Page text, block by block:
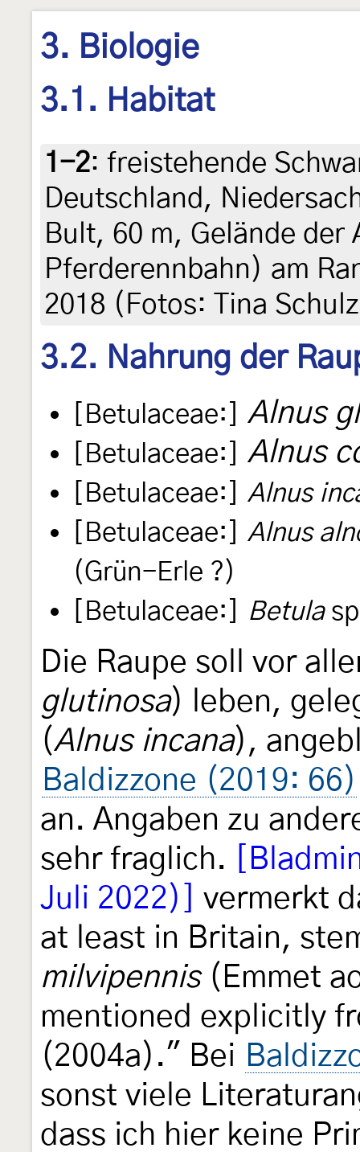
3. Biologie
3.1. Habitat
1-2: freistehende
Deutschland,
Bult, 60 m, Gelände
Pferderennbahn) am
2018 (Fotos: Tina
3.2. Nahrung der
[Betulaceae:] Alnus
[Betulaceae:] Alnus
[Betulaceae:]
Alnus
[Betulaceae:]
Alnus
(Grün-Erle ?)
[Betulaceae:]
Betula
Die Raupe soll vor
glutinosa) leben,
(Alnus incana),
Baldizzone (2019: 66)
an. Angaben zu
sehr fraglich.
Juli 2022)]
vermerkt
at least in Britain,
milvipennis(Emmet
mentioned explicitly
(2004a)." Bei
sonst viele
dass ich hier keine